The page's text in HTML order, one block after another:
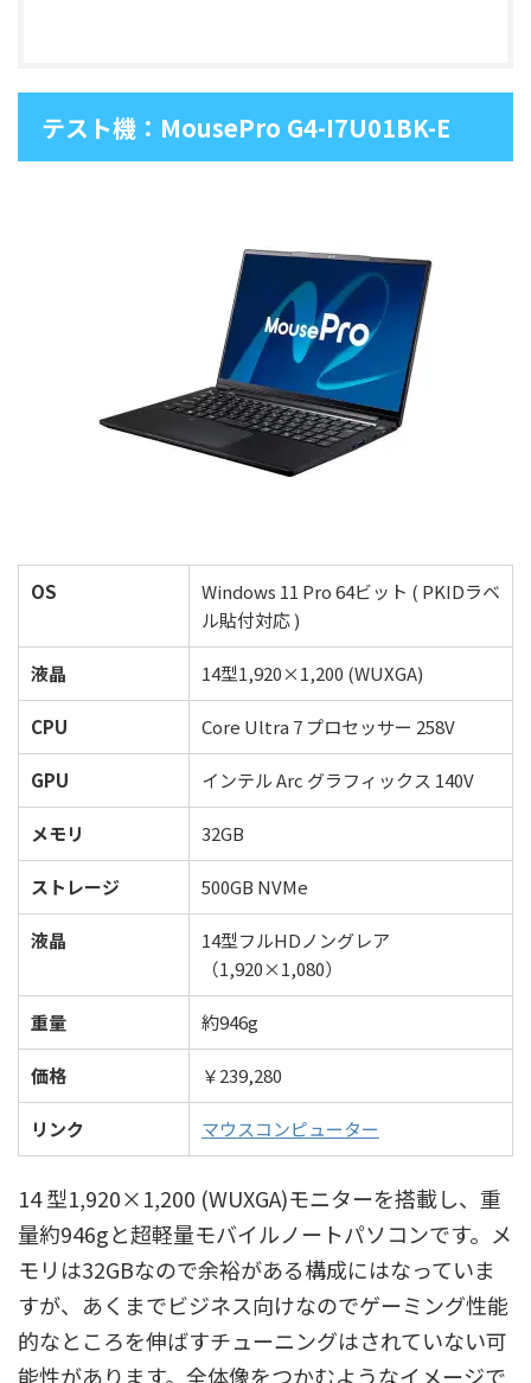
テスト機：MousePro G4-I7U01BK-E
OS
Windows 11 Pro 64ビット ( PKIDラベ
ル貼付対応 )
液晶 14型1,920×1,200 (WUXGA)
CPU Core Ultra 7 プロセッサー 258V
GPU インテル Arc グラフィックス 140V
メモリ 32GB
ストレージ 500GB NVMe
液晶
14型フルHDノングレア
（1,920×1,080）
重量 約946g
価格 ￥239,280
リンク マウスコンピューター
14 型1,920×1,200 (WUXGA)モニターを搭載し、重
量約946gと超軽量モバイルノートパソコンです。メ
モリは32GBなので余裕がある構成にはなっていま
すが、あくまでビジネス向けなのでゲーミング性能
的なところを伸ばすチューニングはされていない可
能性があります。全体像をつかむようなイメージで